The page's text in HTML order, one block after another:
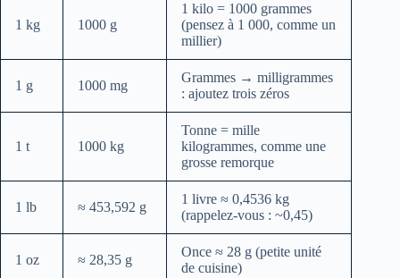
1 kg 1000 g
1 kilo = 1000 grammes
(pensez à 1 000, comme un
millier)
1 g 1000 mg
Grammes → milligrammes
: ajoutez trois zéros
1 t 1000 kg
Tonne = mille
kilogrammes, comme une
grosse remorque
1 lb ≈ 453,592 g
1 livre ≈ 0,4536 kg
(rappelez-vous : ~0,45)
1 oz ≈ 28,35 g
Once ≈ 28 g (petite unité
de cuisine)